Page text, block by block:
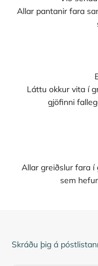
Allar pantanir fara
Láttu okkur vita í
gjöfinni
Allar greiðslur fara í
sem
Skráðu þig á